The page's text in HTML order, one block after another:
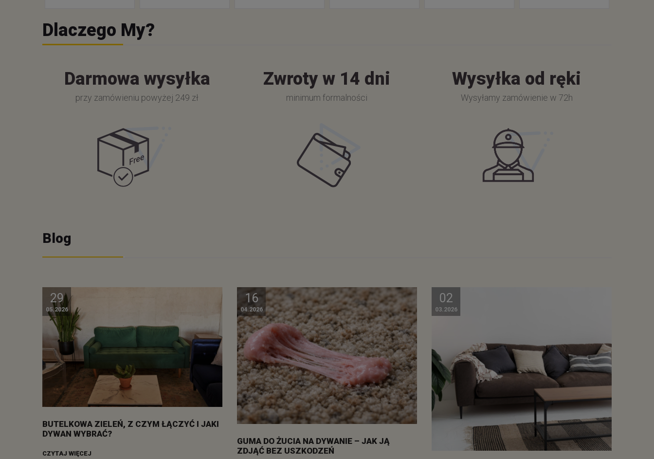
Dlaczego My?
Darmowa wysyłka
przy zamówieniu powyżej 249 zł
Zwroty w 14 dni
minimum formalności
Wysyłka od ręki
Wysyłamy zamówienie w 72h
Blog
29
05.2026
BUTELKOWA ZIELEŃ, Z CZYM ŁĄCZYĆ I JAKI
DYWAN WYBRAĆ?
CZYTAJ WIĘCEJ
16
04.2026
GUMA DO ŻUCIA NA DYWANIE – JAK JĄ
ZDJĄĆ BEZ USZKODZEŃ
02
03.2026